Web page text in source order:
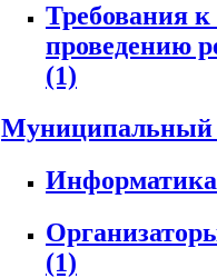
Требования
проведению
(1)
Муниципальный
(1)